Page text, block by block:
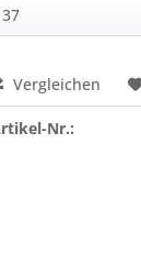
Vergleichen
Nr.: